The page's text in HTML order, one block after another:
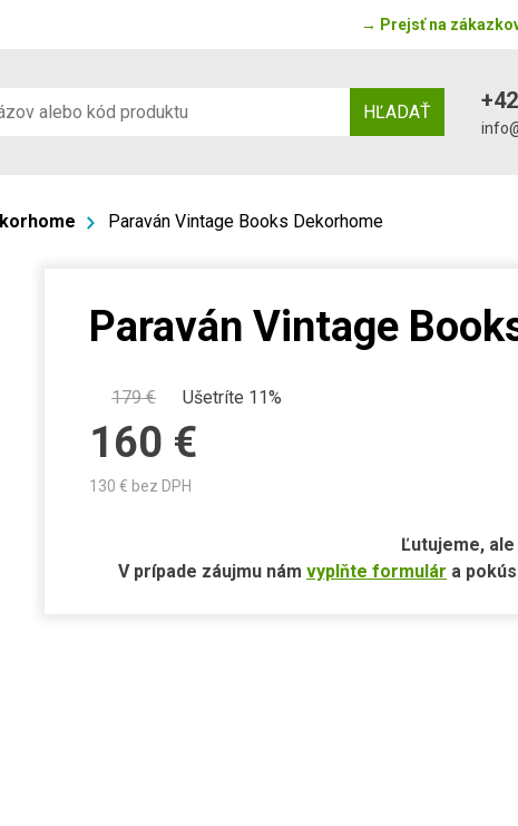
→ Prejsť na
HĽADAŤ
Paraván Vintage Books Dekorhome
Paraván Vintage
179€ Ušetríte 11%
160 €
130 € bez DPH
Ľutujeme,
V prípade záujmu nám vyplňte formulár a